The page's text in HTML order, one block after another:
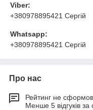
Viber:
+380978895421 Сергій
Whatsapp:
+380978895421 Сергій
Про нас
Рейтинг не
Менше 5 відгуків за